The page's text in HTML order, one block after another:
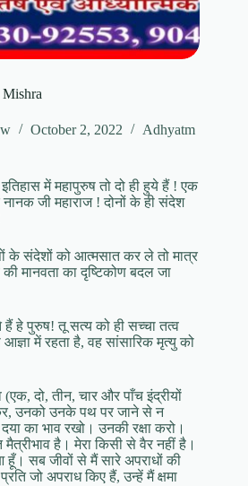
Mishra
October 2, 2022 Adhyatm
में महापुरुष तो दो ही हुये हैं ! एक
जी महाराज ! दोनों के ही संदेश
के संदेशों को आत्मसात कर ले तो मात्र
की मानवता का दृष्टिकोण बदल जा
हैं हे पुरुष! तू सत्य को ही सच्चा तत्व
में रहता है, वह सांसारिक मृत्यु को
दो, तीन, चार और पाँच इंद्रीयों
उनको उनके पथ पर जाने से न
का भाव रखो। उनकी रक्षा करो।
है। मेरा किसी से वैर नहीं है।
सब जीवों से मैं सारे अपराधों की
जो अपराध किए हैं, उन्हें मैं क्षमा